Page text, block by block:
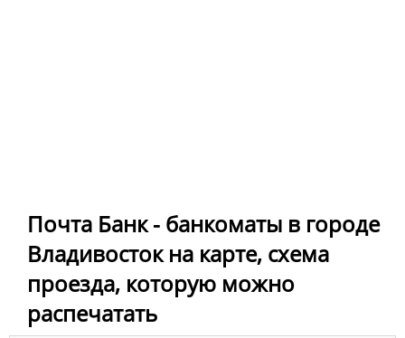
Почта Банк - банкоматы в городе
Владивосток на карте, схема
проезда, которую можно
распечатать